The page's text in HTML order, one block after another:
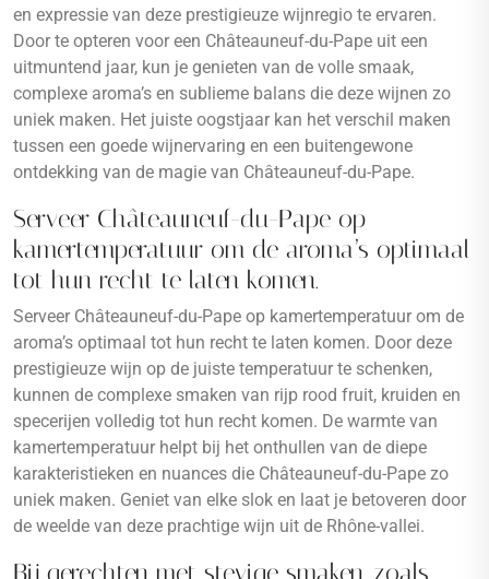
en expressie van deze prestigieuze wijnregio te ervaren.
Door te opteren voor een Châteauneuf-du-Pape uit een
uitmuntend jaar, kun je genieten van de volle smaak,
complexe aroma’s en sublieme balans die deze wijnen zo
uniek maken. Het juiste oogstjaar kan het verschil maken
tussen een goede wijnervaring en een buitengewone
ontdekking van de magie van Châteauneuf-du-Pape.
Serveer Châteauneuf-du-Pape op
kamertemperatuur om de aroma’s optimaal
tot hun recht te laten komen.
Serveer Châteauneuf-du-Pape op kamertemperatuur om de
aroma’s optimaal tot hun recht te laten komen. Door deze
prestigieuze wijn op de juiste temperatuur te schenken,
kunnen de complexe smaken van rijp rood fruit, kruiden en
specerijen volledig tot hun recht komen. De warmte van
kamertemperatuur helpt bij het onthullen van de diepe
karakteristieken en nuances die Châteauneuf-du-Pape zo
uniek maken. Geniet van elke slok en laat je betoveren door
de weelde van deze prachtige wijn uit de Rhône-vallei.
Bij gerechten met stevige smaken, zoals